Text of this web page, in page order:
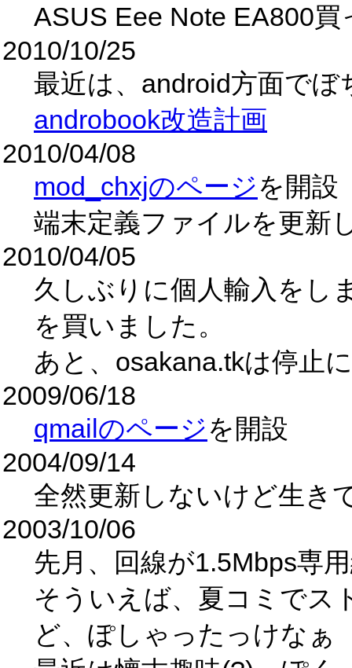
ASUS Eee Note EA800
2010/10/25
最近は、android方面でぼ
androbook改造計画
2010/04/08
mod_chxjのページを開設
端末定義ファイルを更新
2010/04/05
久しぶりに個人輸入をし
を買いました。
あと、osakana.tkは停止
2009/06/18
qmailのページを開設
2004/09/14
全然更新しないけど生き
2003/10/06
先月、回線が1.5Mbps専
そういえば、夏コミでス
ど、ぽしゃったっけなぁ